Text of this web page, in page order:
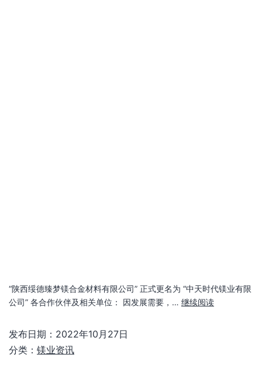
“陕西绥德臻梦镁合金材料有限公司” 正式更名为 “中天时代镁业有限
公司” 各合作伙伴及相关单位： 因发展需要，… 继续阅读
发布日期： 2022年10月27日
分类： 镁业资讯